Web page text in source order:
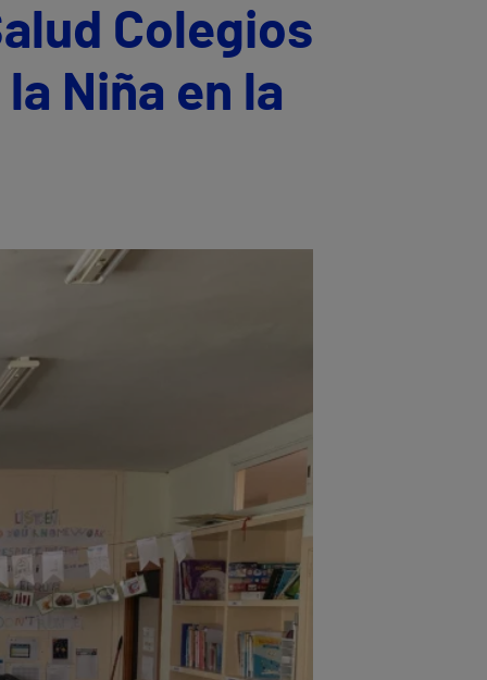
Colegios
Niña en la